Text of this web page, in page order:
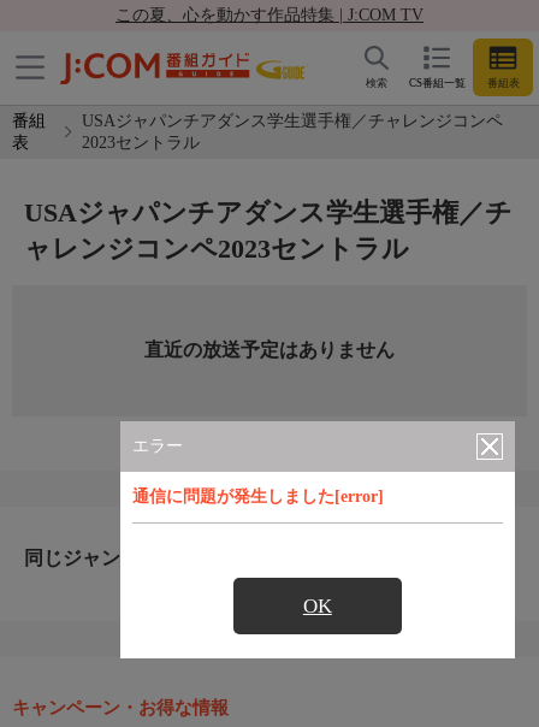
この夏、心を動かす作品特集 | J:COM TV
CS番組一覧 番組表
検索
番組
表
USAジャパンチアダンス学生選手権／チャレンジコンペ
2023セントラル
エラー
通信に問題が発生しました[error]
OK
USAジャパンチアダンス学生選手権／チ
ャレンジコンペ2023セントラル
直近の放送予定はありません
同じジャンルのおすすめ番組
キャンペーン・お得な情報